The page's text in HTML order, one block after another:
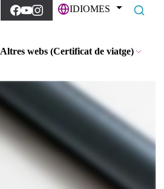
IDIOMES
Altres webs (Certificat de viatge)